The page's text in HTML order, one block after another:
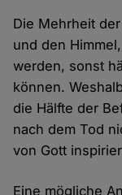
Die Mehrheit
und den
werden, sonst
können.
die Hälfte der
nach dem Tod
von Gott
Eine mögliche